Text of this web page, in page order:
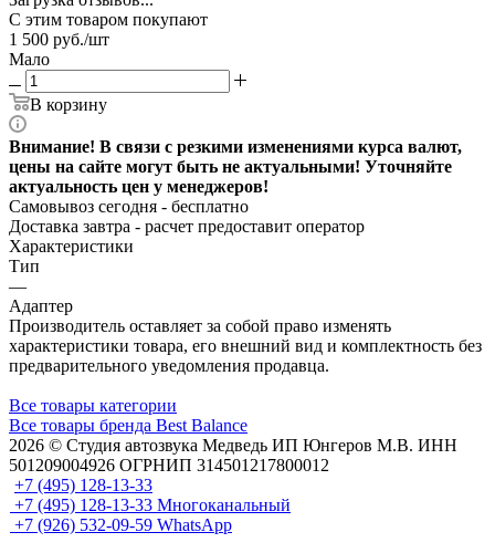
С этим товаром покупают
1 500 руб./шт
Мало
В корзину
Внимание! В связи с резкими изменениями курса валют,
цены на сайте могут быть не актуальными! Уточняйте
актуальность цен у менеджеров!
Самовывоз сегодня - бесплатно
Доставка завтра - расчет предоставит оператор
Характеристики
Тип
—
Адаптер
Производитель оставляет за собой право изменять
характеристики товара, его внешний вид и комплектность без
предварительного уведомления продавца.
Все товары категории
Все товары бренда Best Balance
2026 © Cтудия автозвука Медведь ИП Юнгеров М.В. ИНН
501209004926 ОГРНИП 314501217800012
+7 (495) 128-13-33
+7 (495) 128-13-33 Многоканальный
+7 (926) 532-09-59 WhatsApp